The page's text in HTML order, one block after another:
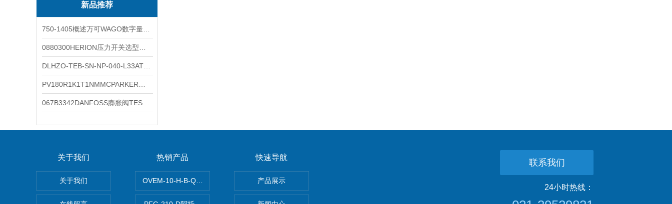
新品推荐
关于我们
关于我们
热销产品
OVEM-10-H-B-QO-CE-N-2P费斯托FESTO真空发生器安装及使用
快速导航
产品展示
联系我们
24小时热线：